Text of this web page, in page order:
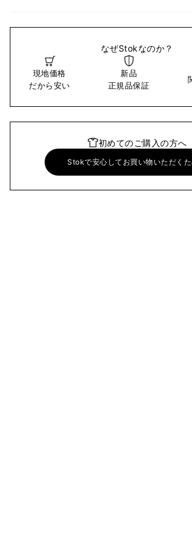
なぜStokなのか？
現地価格
だから安い
新品
正規品保証
初めてのご購入の方へ
Stokで安心してお買い物いただく